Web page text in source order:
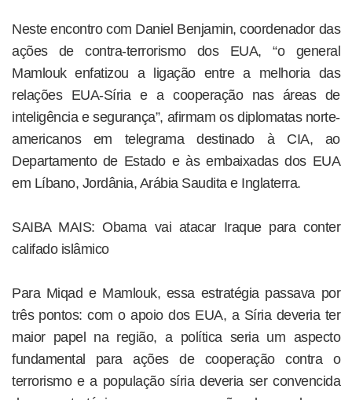
Neste encontro com Daniel Benjamin, coordenador das
ações de contra-terrorismo dos EUA, “o general
Mamlouk enfatizou a ligação entre a melhoria das
relações EUA-Síria e a cooperação nas áreas de
inteligência e segurança”, afirmam os diplomatas norte-
americanos em telegrama destinado à CIA, ao
Departamento de Estado e às embaixadas dos EUA
em Líbano, Jordânia, Arábia Saudita e Inglaterra.
SAIBA MAIS: Obama vai atacar Iraque para conter
califado islâmico
Para Miqad e Mamlouk, essa estratégia passava por
três pontos: com o apoio dos EUA, a Síria deveria ter
maior papel na região, a política seria um aspecto
fundamental para ações de cooperação contra o
terrorismo e a população síria deveria ser convencida